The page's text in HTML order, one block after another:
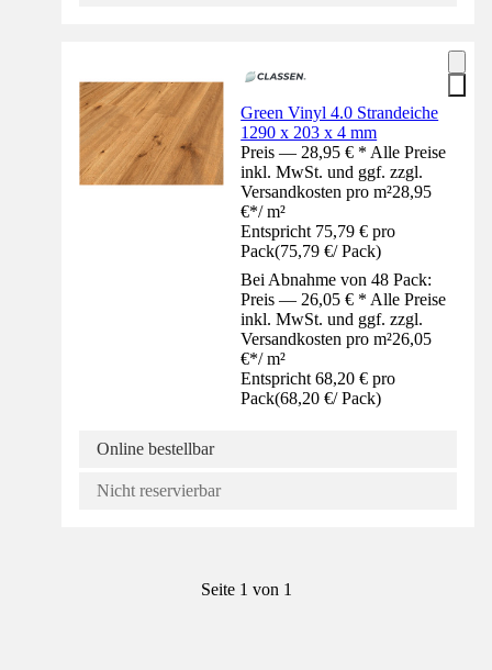
Green Vinyl 4.0 Strandeiche
1290 x 203 x 4 mm
Preis — 28,95 € * Alle Preise
inkl. MwSt. und ggf. zzgl.
Versandkosten pro m²28,95
€*/ m²
Entspricht 75,79 € pro
Pack(75,79 €/ Pack)
Bei Abnahme von 48 Pack:
Preis — 26,05 € * Alle Preise
inkl. MwSt. und ggf. zzgl.
Versandkosten pro m²26,05
€*/ m²
Entspricht 68,20 € pro
Pack(68,20 €/ Pack)
Online bestellbar
Nicht reservierbar
Seite 1 von 1